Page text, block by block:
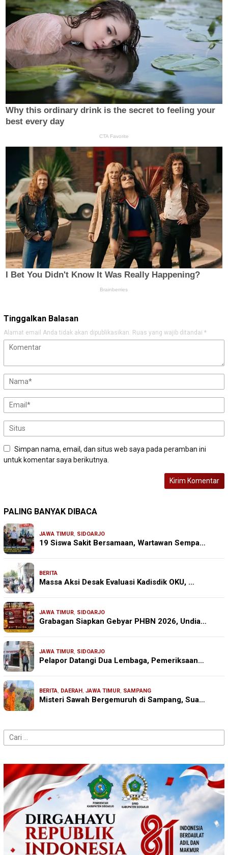
Tinggalkan Balasan
Alamat email Anda tidak akan dipublikasikan. Ruas yang wajib ditandai *
Simpan nama, email, dan situs web saya pada peramban ini
untuk komentar saya berikutnya.
PALING BANYAK DIBACA
JAWA TIMUR, SIDOARJO
19 Siswa Sakit Bersamaan, Wartawan Sempa…
BERITA
Massa Aksi Desak Evaluasi Kadisdik OKU, …
JAWA TIMUR, SIDOARJO
Grabagan Siapkan Gebyar PHBN 2026, Undia…
JAWA TIMUR, SIDOARJO
Pelapor Datangi Dua Lembaga, Pemeriksaan…
BERITA, DAERAH, JAWA TIMUR, SAMPANG
Misteri Sawah Bergemuruh di Sampang, Sua…
Cari
untuk: